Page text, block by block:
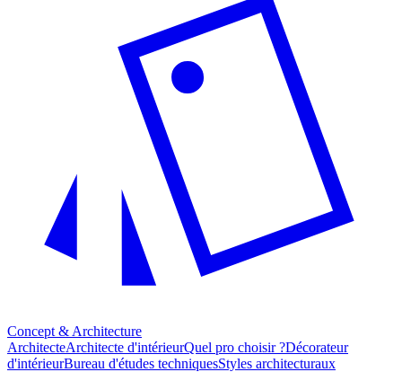
Concept & Architecture
ArchitecteArchitecte d'intérieurQuel pro choisir ?Décorateur
d'intérieurBureau d'études techniquesStyles architecturaux